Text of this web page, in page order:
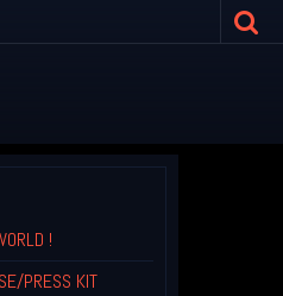
!
PRESS KIT